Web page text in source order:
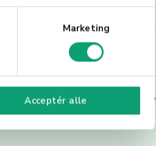
Marketing
Acceptér alle
viktige tjenester for å lette
og innovative løsninger,